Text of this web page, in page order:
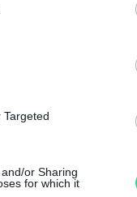
or Sharing
for which it
by
di due anni
sui
gratuita
per